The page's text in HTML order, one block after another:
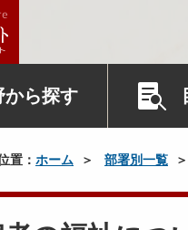
から探す
置： ホーム 部署別一覧